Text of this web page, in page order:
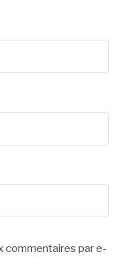
commentaires par e-